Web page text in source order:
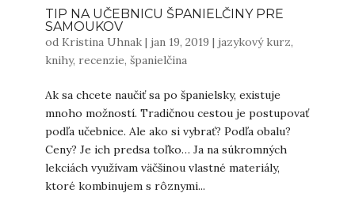
TIP NA UČEBNICU ŠPANIELČINY PRE
SAMOUKOV
od Kristina Uhnak| jan 19, 2019 | jazykový kurz,
knihy, recenzie, španielčina
Ak sa chcete naučiť sa po španielsky, existuje
mnoho možností. Tradičnou cestou je postupovať
podľa učebnice. Ale ako si vybrať? Podľa obalu?
Ceny? Je ich predsa toľko… Ja na súkromných
lekciách využívam väčšinou vlastné materiály,
ktoré kombinujem s rôznymi...